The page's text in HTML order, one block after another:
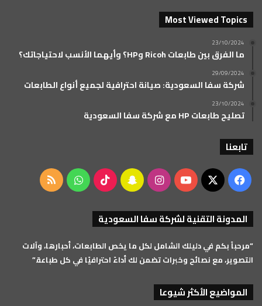
Most Viewed Topics
23/10/2024
ما الفرق بين طابعات Ricoh وHP؟ وأيهما الأنسب لاحتياجاتك؟
29/09/2024
شركة سفا السعودية: صيانة احترافية لجميع أنواع الطابعات
23/10/2024
تصليح طابعات HP مع شركة سفا السعودية
تابعنا
فيسبوك
‫X
‫YouTubeانستقرامسناب ‫TikTok واتسابملخص
المدونة التقنية لشركة سفا السعودية
“مرحباً بكم في دليلك الشامل لكل ما يخص الطابعات، أحبارها، وآلات
التصوير، مع نصائح وخبرات تضمن لك أداءً احترافيًا في كل طباعة.”
المواضيع الأكثر شيوعا